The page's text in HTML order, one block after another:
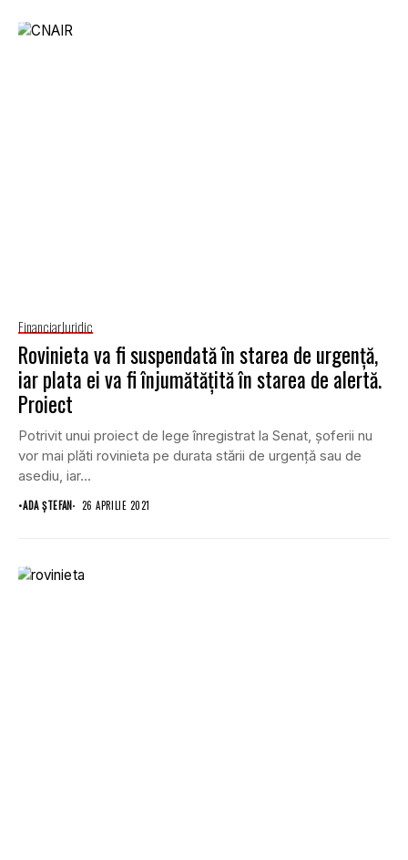
FinanciarJuridic
Rovinieta va fi suspendată în starea de urgență,
iar plata ei va fi înjumătățită în starea de alertă.
Proiect
Potrivit unui proiect de lege înregistrat la Senat, șoferii nu
vor mai plăti rovinieta pe durata stării de urgență sau de
asediu, iar...
•ADA ȘTEFAN 26 APRILIE 2021